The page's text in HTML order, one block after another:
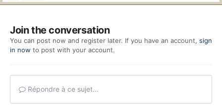
Join the conversation
You can post now and register later. If you have an account, sign
in now to post with your account.
Répondre à ce sujet…